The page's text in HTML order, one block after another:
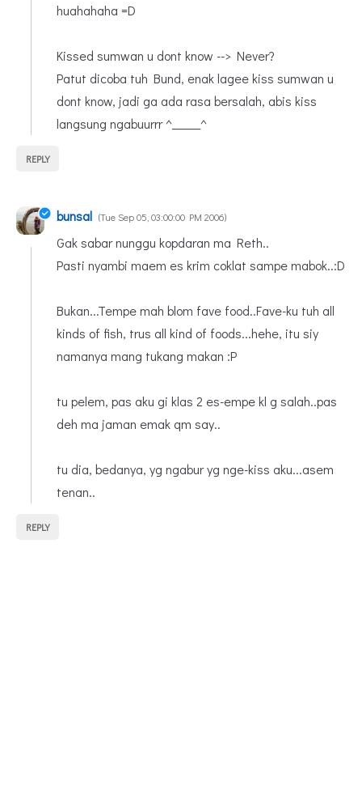
huahahaha =D
Kissed sumwan u dont know --> Never?
Patut dicoba tuh Bund, enak lagee kiss sumwan u
dont know, jadi ga ada rasa bersalah, abis kiss
langsung ngabuurrr ^_____^
REPLY
bunsal Tue Sep 05, 03:00:00 PM 2006
Gak sabar nunggu kopdaran ma Reth..
Pasti nyambi maem es krim coklat sampe mabok..:D
Bukan...Tempe mah blom fave food..Fave-ku tuh all
kinds of fish, trus all kind of foods...hehe, itu siy
namanya mang tukang makan :P
tu pelem, pas aku gi klas 2 es-empe kl g salah..pas
deh ma jaman emak qm say..
tu dia, bedanya, yg ngabur yg nge-kiss aku...asem
tenan..
REPLY